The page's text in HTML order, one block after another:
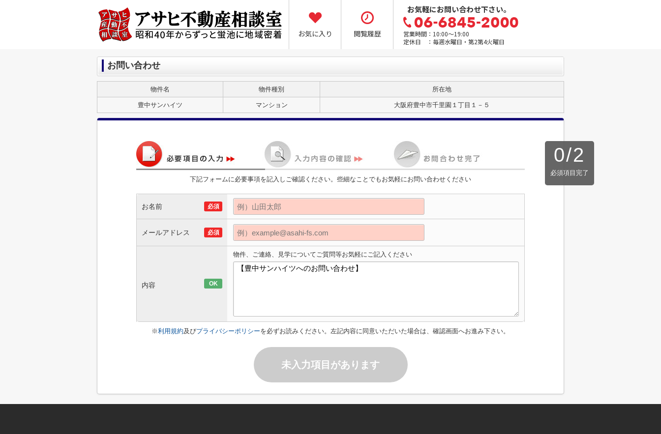
お気に入り 閲覧履歴
お気軽にお問い合わせ下さい。
営業時間：10:00～19:00
定休日 ：毎週水曜日・第2第4火曜日
お問い合わせ
物件名 物件種別 所在地
豊中サンハイツ マンション 大阪府豊中市千里園１丁目１－５
0/2
必須項目完了
下記フォームに必要事項を記入しご確認ください。些細なことでもお気軽にお問い合わせください
お名前 必須
メールアドレス 必須
内容 OK
物件、ご連絡、見学についてご質問等お気軽にご記入ください
※利用規約及びプライバシーポリシーを必ずお読みください。左記内容に同意いただいた場合は、確認画面へお進み下さい。
未入力項目があります